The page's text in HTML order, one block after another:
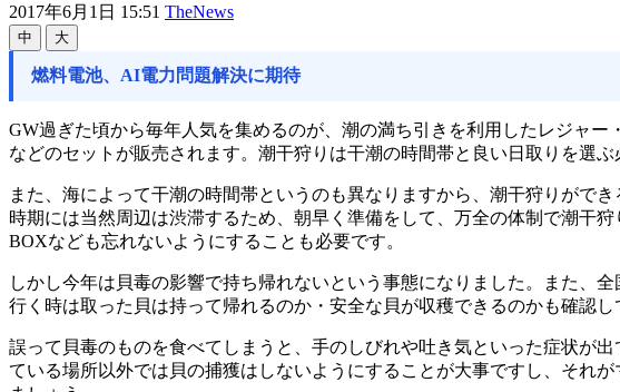
2017年6月1日 15:51 TheNews
中 大
燃料電池、AI電力問題解決に期待
GW過ぎた頃から毎年人気を集めるのが、潮の満ち引きを利用したレジャ
などのセットが販売されます。潮干狩りは干潮の時間帯と良い日取りを選ぶ
また、海によって干潮の時間帯というのも異なりますから、潮干狩りがで
時期には当然周辺は渋滞するため、朝早く準備をして、万全の体制で潮干
BOXなども忘れないようにすることも必要です。
しかし今年は貝毒の影響で持ち帰れないという事態になりました。また、
行く時は取った貝は持って帰れるのか・安全な貝が収穫できるのかも確認し
誤って貝毒のものを食べてしまうと、手のしびれや吐き気といった症状が
ている場所以外では貝の捕獲はしないようにすることが大事ですし、それ